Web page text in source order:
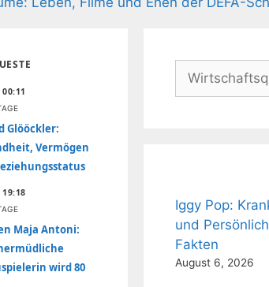
00:11
Glööckler:
Vermögen
19:18
Maja Antoni:
wird 80
Suchen
Iggy Pop:
und
Fakten
August 6, 2026